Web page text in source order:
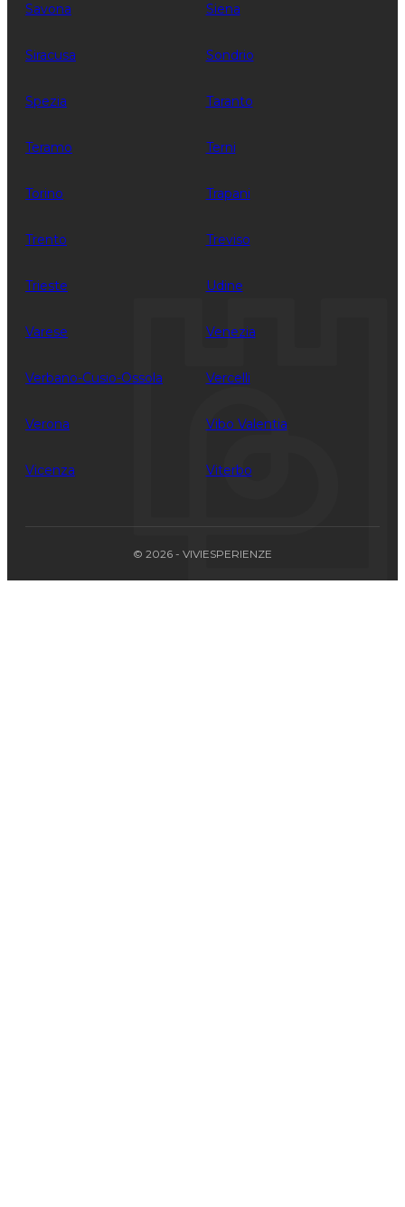
Savona Siena
Siracusa Sondrio
Spezia Taranto
Teramo Terni
Torino Trapani
Trento Treviso
Trieste Udine
Varese Venezia
Verbano-Cusio-Ossola Vercelli
Verona Vibo Valentia
Vicenza Viterbo
© 2026 - VIVIESPERIENZE